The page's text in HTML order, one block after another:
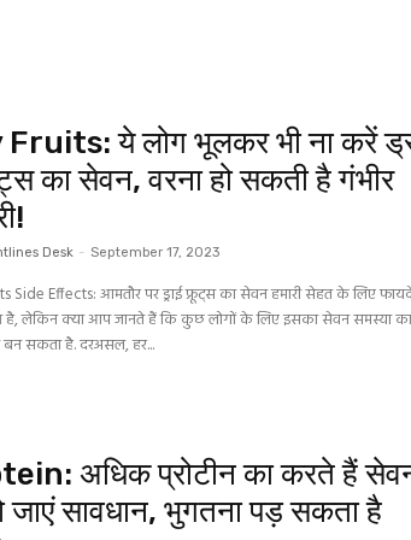
ये लोग भूलकर भी ना करें
का सेवन, वरना हो सकती है गंभीर
Desk - September 17, 2023
Side Effects: आमतौर पर ड्राई फ्रूट्स का सेवन हमारी सेहत के लिए
है, लेकिन क्या आप जानते हैं कि कुछ लोगों के लिए इसका सेवन समस्या
बन सकता है. दरअसल, हर...
अधिक प्रोटीन का करते हैं
जाएं सावधान, भुगतना पड़ सकता है